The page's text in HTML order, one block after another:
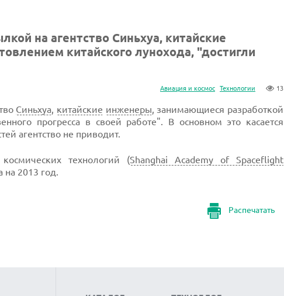
на агентство Синьхуа, китайские
китайского лунохода, "достигли
Авиация и космос Технологии 13
Синьхуа, китайские инженеры, занимающиеся разработкой
прогресса в своей работе". В основном это касается
агентство не приводит.
технологий (Shanghai Academy of Spaceflight
на 2013 год.
Распечатать